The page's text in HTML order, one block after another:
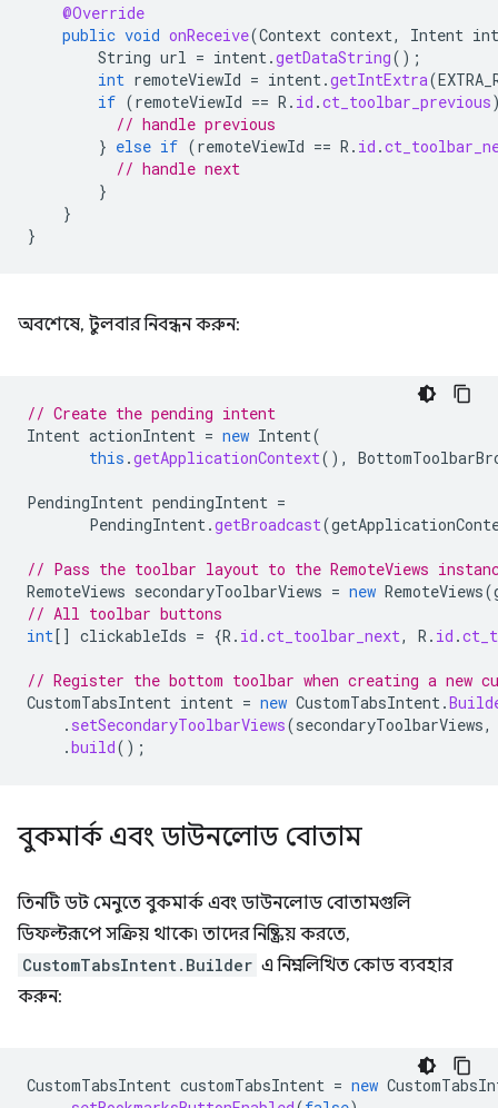
@Override
public void onReceive(Context context, Intent
String url = intent .getDataString();
int remoteViewId = intent .getIntExtra(
if (remoteViewId == R . id .ct_toolbar_previous
// handle previous
} else if (remoteViewId == R . id .
// handle next
}
}
}
অবশেষে, টুলবার নিবন্ধন করুন:
// Create the pending intent
Intent actionIntent = new Intent(
this .getApplicationContext(),
PendingIntent pendingIntent =
PendingIntent .getBroadcast(
// Pass the toolbar layout to the RemoteViews
RemoteViews secondaryToolbarViews = new RemoteViews(
// All toolbar buttons
int[] clickableIds = {R . id .ct_toolbar_next, R . id .
// Register the bottom toolbar when creating a new
CustomTabsIntent intent = new CustomTabsIntent .
. setSecondaryToolbarViews(secondaryToolbarViews,
.build();
বুকমার্ক এবং ডাউনলোড বোতাম
তিনটি ডট মেনুতে বুকমার্ক এবং ডাউনলোড বোতামগুলি
ডিফল্টরূপে সক্রিয় থাকে৷ তাদের নিষ্ক্রিয় করতে,
CustomTabsIntent.Builder এ নিম্নলিখিত কোড ব্যবহার
করুন:
CustomTabsIntent customTabsIntent = new